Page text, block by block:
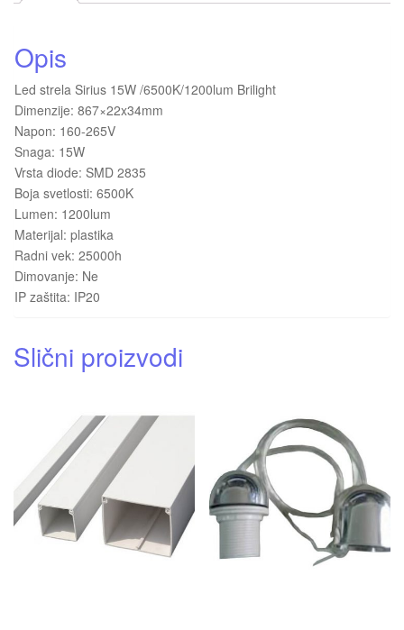
Opis
Led strela Sirius 15W /6500K/1200lum Brilight
Dimenzije: 867×22x34mm
Napon: 160-265V
Snaga: 15W
Vrsta diode: SMD 2835
Boja svetlosti: 6500K
Lumen: 1200lum
Materijal: plastika
Radni vek: 25000h
Dimovanje: Ne
IP zaštita: IP20
Slični proizvodi